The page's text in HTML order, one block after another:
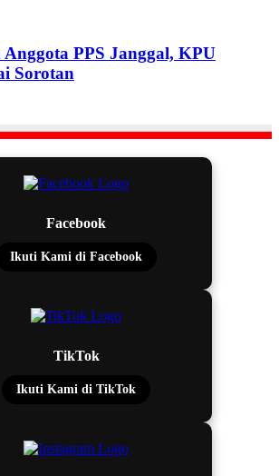
PPS Janggal, KPU
Sorotan
Facebook
Ikuti Kami di Facebook
TikTok
Ikuti Kami di TikTok